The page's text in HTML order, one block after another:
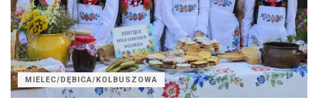
MIELEC/DĘBICA/KOLBUSZOWA